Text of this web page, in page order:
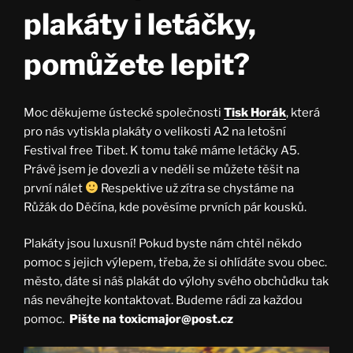
plakáty i letáčky,
pomůžete lepit?
Moc děkujeme ústecké společnosti Tisk Horák, která
pro nás vytiskla plakáty o velikosti A2 na letošní
Festival free Tibet. K tomu také máme letáčky A5.
Právě jsem je dovezli a v neděli se můžete těšit na
první nálet
Respektive už zítra se chystáme na
Růžák do Děčína, kde pověsíme prvních pár kousků.
Plakáty jsou luxusní! Pokud byste nám chtěl někdo
pomoc s jejich výlepem, třeba, že si ohlídáte svou obec.
město, dáte si náš plakát do výlohy svého obchůdku tak
nás neváhejte kontaktovat. Budeme rádi za každou
pomoc. Pište na toxicmajor@post.cz